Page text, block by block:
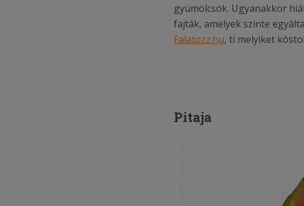
gyümölcsök. Ugyanakkor
fajták, amelyek szinte
Falatozz.hu, ti melyiket
Pitaja